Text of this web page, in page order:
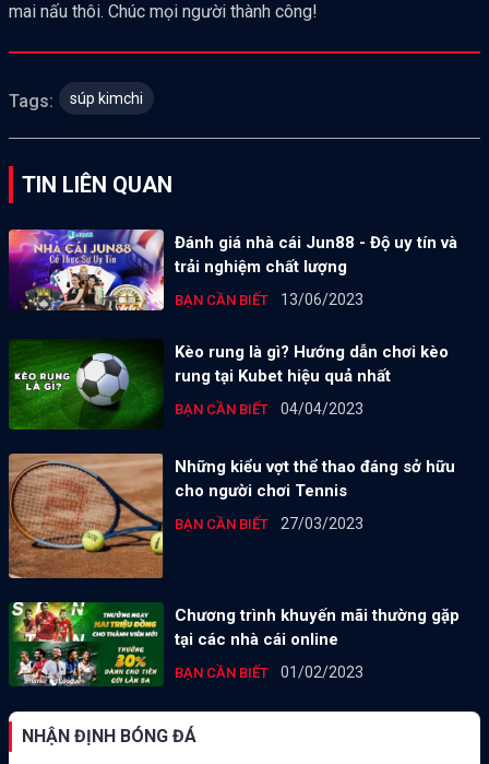
mai nấu thôi. Chúc mọi người thành công!
Tags: súp kimchi
TIN LIÊN QUAN
Đánh giá nhà cái Jun88 - Độ uy tín và
trải nghiệm chất lượng
BẠN CẦN BIẾT 13/06/2023
Kèo rung là gì? Hướng dẫn chơi kèo
rung tại Kubet hiệu quả nhất
BẠN CẦN BIẾT 04/04/2023
Những kiểu vợt thể thao đáng sở hữu
cho người chơi Tennis
BẠN CẦN BIẾT 27/03/2023
Chương trình khuyến mãi thường gặp
tại các nhà cái online
BẠN CẦN BIẾT 01/02/2023
NHẬN ĐỊNH BÓNG ĐÁ